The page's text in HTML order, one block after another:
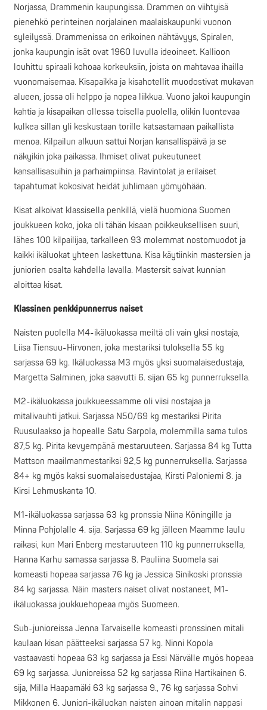
Norjassa, Drammenin kaupungissa. Drammen on viihtyisä
pienehkö perinteinen norjalainen maalaiskaupunki vuonon
syleilyssä. Drammenissa on erikoinen nähtävyys, Spiralen,
jonka kaupungin isät ovat 1960 luvulla ideoineet. Kallioon
louhittu spiraali kohoaa korkeuksiin, joista on mahtavaa ihailla
vuonomaisemaa. Kisapaikka ja kisahotellit muodostivat mukavan
alueen, jossa oli helppo ja nopea liikkua. Vuono jakoi kaupungin
kahtia ja kisapaikan ollessa toisella puolella, olikin luontevaa
kulkea sillan yli keskustaan torille katsastamaan paikallista
menoa. Kilpailun alkuun sattui Norjan kansallispäivä ja se
näkyikin joka paikassa. Ihmiset olivat pukeutuneet
kansallisasuihin ja parhaimpiinsa. Ravintolat ja erilaiset
tapahtumat kokosivat heidät juhlimaan yömyöhään.
Kisat alkoivat klassisella penkillä, vielä huomiona Suomen
joukkueen koko, joka oli tähän kisaan poikkeuksellisen suuri,
lähes 100 kilpailijaa, tarkalleen 93 molemmat nostomuodot ja
kaikki ikäluokat yhteen laskettuna. Kisa käytiinkin mastersien ja
juniorien osalta kahdella lavalla. Mastersit saivat kunnian
aloittaa kisat.
Klassinen penkkipunnerrus naiset
Naisten puolella M4-ikäluokassa meiltä oli vain yksi nostaja,
Liisa Tiensuu-Hirvonen, joka mestariksi tuloksella 55 kg
sarjassa 69 kg. Ikäluokassa M3 myös yksi suomalaisedustaja,
Margetta Salminen, joka saavutti 6. sijan 65 kg punnerruksella.
M2-ikäluokassa joukkueessamme oli viisi nostajaa ja
mitalivauhti jatkui. Sarjassa N50/69 kg mestariksi Pirita
Ruusulaakso ja hopealle Satu Sarpola, molemmilla sama tulos
87,5 kg. Pirita kevyempänä mestaruuteen. Sarjassa 84 kg Tutta
Mattson maailmanmestariksi 92,5 kg punnerruksella. Sarjassa
84+ kg myös kaksi suomalaisedustajaa, Kirsti Paloniemi 8. ja
Kirsi Lehmuskanta 10.
M1-ikäluokassa sarjassa 63 kg pronssia Niina Köningille ja
Minna Pohjolalle 4. sija. Sarjassa 69 kg jälleen Maamme laulu
raikasi, kun Mari Enberg mestaruuteen 110 kg punnerruksella,
Hanna Karhu samassa sarjassa 8. Pauliina Suomela sai
komeasti hopeaa sarjassa 76 kg ja Jessica Sinikoski pronssia
84 kg sarjassa. Näin masters naiset olivat nostaneet, M1-
ikäluokassa joukkuehopeaa myös Suomeen.
Sub-junioreissa Jenna Tarvaiselle komeasti pronssinen mitali
kaulaan kisan päätteeksi sarjassa 57 kg. Ninni Kopola
vastaavasti hopeaa 63 kg sarjassa ja Essi Närvälle myös hopeaa
69 kg sarjassa. Junioreissa 52 kg sarjassa Riina Hartikainen 6.
sija, Milla Haapamäki 63 kg sarjassa 9., 76 kg sarjassa Sohvi
Mikkonen 6. Juniori-ikäluokan naisten ainoan mitalin nappasi